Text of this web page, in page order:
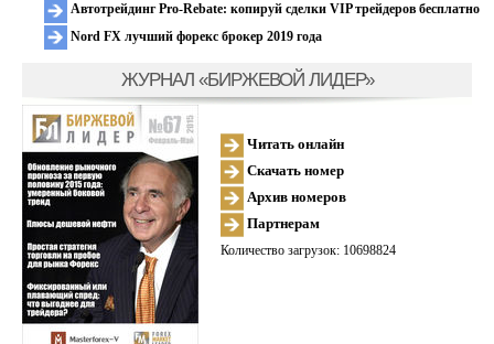
Автотрейдинг Pro-Rebate: копируй сделки VIP трейдеров бесплатно
Nord FX лучший форекс брокер 2019 года
ЖУРНАЛ «БИРЖЕВОЙ ЛИДЕР»
Читать онлайн
Скачать номер
Архив номеров
Партнерам
Количество загрузок: 10698824